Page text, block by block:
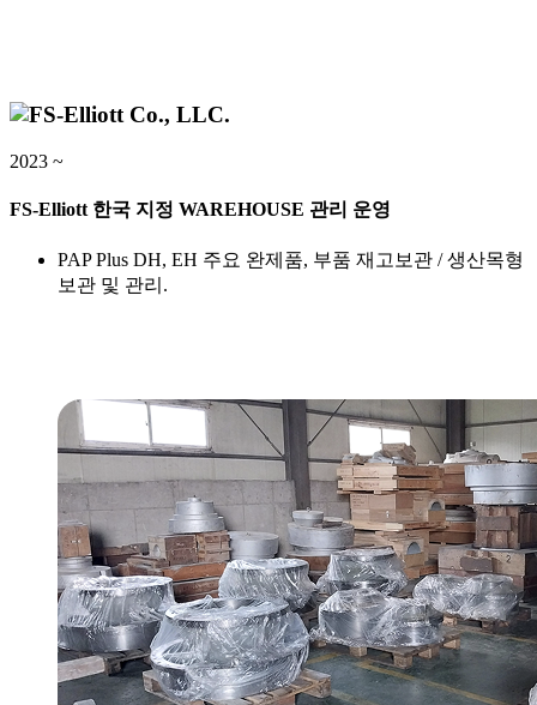
2023 ~
FS-Elliott 한국 지정 WAREHOUSE 관리 운영
PAP Plus DH, EH 주요 완제품, 부품 재고보관 / 생산목형
보관 및 관리.